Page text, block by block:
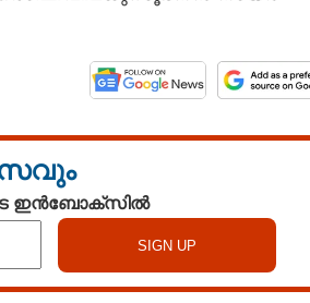
ഇൻബോക്സിൽ